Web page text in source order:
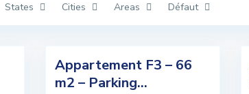
States Cities Areas Défaut
4
Appartement F3 – 66
m2 – Parking...